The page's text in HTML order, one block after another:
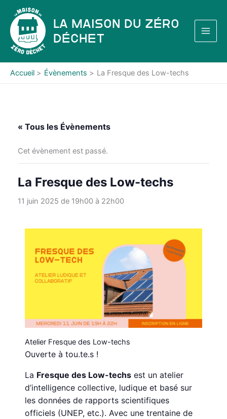
contenu
La Maison du Zéro
Déchet
Accueil Évènements La Fresque des Low-techs
« Tous les Évènements
Cet évènement est passé.
La Fresque des Low-techs
11 juin 2025 de 19h00à 22h00
Atelier Fresque des Low-techs
Ouverte à tou.te.s !
La Fresque des Low-techs est un atelier
d’intelligence collective, ludique et basé sur
les données de rapports scientifiques
officiels (UNEP, etc.). Avec une trentaine de